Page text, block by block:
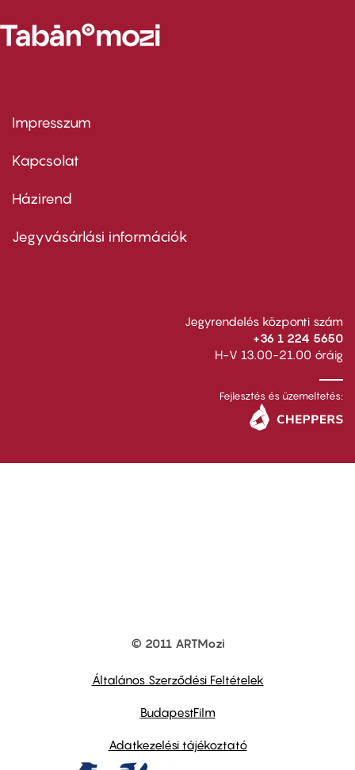
Footer
first
Impresszum
Kapcsolat
Footer
second
Házirend
Jegyvásárlási információk
Jegyrendelés központi szám
+36 1 224 5650
H-V 13.00-21.00 óráig
Fejlesztés és üzemeltetés:
© 2011 ARTMozi
Általános Szerződési Feltételek
BudapestFilm
Adatkezelési tájékoztató